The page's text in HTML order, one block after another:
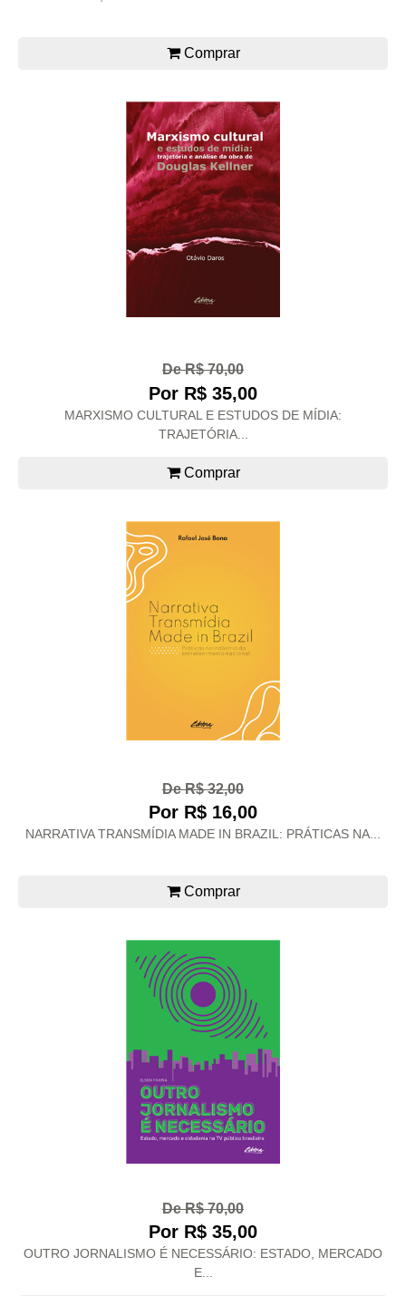
Comprar
De R$ 70,00
Por R$ 35,00
MARXISMO CULTURAL E ESTUDOS DE MÍDIA:
TRAJETÓRIA...
Comprar
De R$ 32,00
Por R$ 16,00
NARRATIVA TRANSMÍDIA MADE IN BRAZIL: PRÁTICAS NA...
Comprar
De R$ 70,00
Por R$ 35,00
OUTRO JORNALISMO É NECESSÁRIO: ESTADO, MERCADO
E...